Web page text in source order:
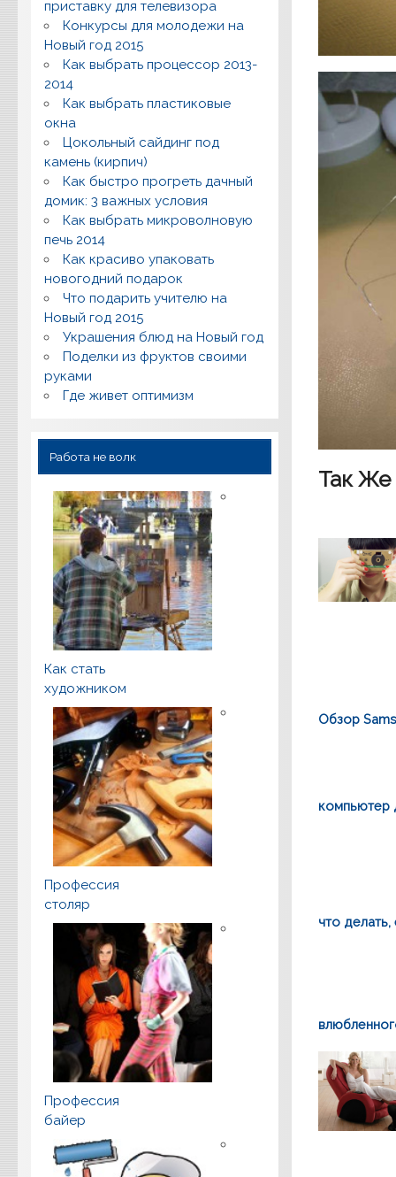
Так Же
Обзор
компьютер
что
приставку для телевизора
Конкурсы для молодежи на
Новый год 2015
Как выбрать процессор 2013-
2014
Как выбрать пластиковые
окна
Цокольный сайдинг под
камень (кирпич)
Как быстро прогреть дачный
домик: 3 важных условия
Как выбрать микроволновую
печь 2014
Как красиво упаковать
новогодний подарок
Что подарить учителю на
Новый год 2015
Украшения блюд на Новый год
Поделки из фруктов своими
руками
Где живет оптимизм
Работа не волк
Как стать
художником
Профессия
столяр
Профессия
байер